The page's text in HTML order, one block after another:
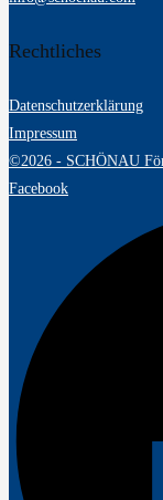
Rechtliches
Datenschutzerklärung
Impressum
©2026 - SCHÖNAU
Facebook